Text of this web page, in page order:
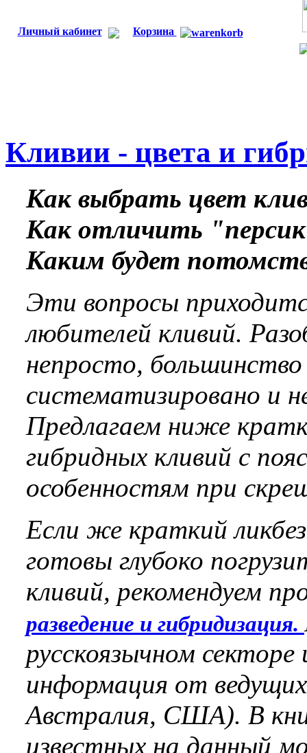
Личный кабинет Корзина
Кливии - цвета и
Как выбрать цвет
Как отличить
Каким будет
Эти вопросы
любителей кливий.
непросто,
систематизировано и
Предлагаем ниже
гибридных кливий с
особенностям при
Если же краткий
готовы глубоко
кливий, рекомендуем
разведение и гибридизация.
русскоязычном
информация от
Австралия, США). В
известных на данный